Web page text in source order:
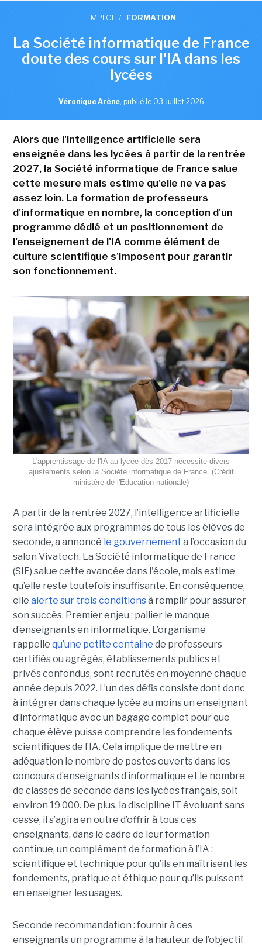
EMPLOI / FORMATION
La Société informatique de France
doute des cours sur l'IA dans les
lycées
Véronique Arène, publié le 03 Juillet 2026
Alors que l'intelligence artificielle sera
enseignée dans les lycées à partir de la rentrée
2027, la Société informatique de France salue
cette mesure mais estime qu'elle ne va pas
assez loin. La formation de professeurs
d'informatique en nombre, la conception d'un
programme dédié et un positionnement de
l'enseignement de l'IA comme élément de
culture scientifique s'imposent pour garantir
son fonctionnement.
L'apprentissage de l'IA au lycée dès 2017 nécessite divers
ajustements selon la Société informatique de France. (Crédit
ministère de l'Education nationale)
A partir de la rentrée 2027, l’intelligence artificielle
sera intégrée aux programmes de tous les élèves de
seconde, a annoncé le gouvernement a l’occasion du
salon Vivatech. La Société́ informatique de France
(SIF) salue cette avancée dans l'école, mais estime
qu’elle reste toutefois insuffisante. En conséquence,
elle alerte sur trois conditionsà remplir pour assurer
son succès. Premier enjeu : pallier le manque
d’enseignants en informatique. L’organisme
rappelle qu’une petite centaine de professeurs
certifiés ou agrégés, établissements publics et
privés confondus, sont recrutés en moyenne chaque
année depuis 2022. L’un des défis consiste dont donc
à intégrer dans chaque lycée au moins un enseignant
d’informatique avec un bagage complet pour que
chaque élève puisse comprendre les fondements
scientifiques de l’IA. Cela implique de mettre en
adéquation le nombre de postes ouverts dans les
concours d’enseignants d’informatique et le nombre
de classes de seconde dans les lycées français, soit
environ 19 000. De plus, la discipline IT évoluant sans
cesse, il s’agira en outre d’offrir à tous ces
enseignants, dans le cadre de leur formation
continue, un complément de formation à l’IA :
scientifique et technique pour qu’ils en maîtrisent les
fondements, pratique et éthique pour qu’ils puissent
en enseigner les usages.
Seconde recommandation : fournir à ces
enseignants un programme à la hauteur de l’objectif